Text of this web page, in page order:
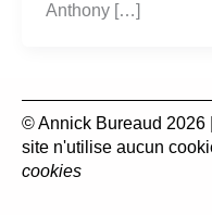
Anthony […]
© Annick Bureaud 2026
site n'utilise aucun
cookies